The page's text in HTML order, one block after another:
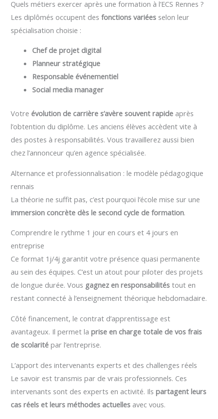
Quels métiers exercer après une formation à l’ECS Rennes ?
Les diplômés occupent desfonctions variées selon leur
spécialisation choisie :
Chef de projet digital
Planneur stratégique
Responsable événementiel
Social media manager
Votre évolution de carrière s’avère souvent rapide après
l’obtention du diplôme. Les anciens élèves accèdent vite à
des postes à responsabilités. Vous travaillerez aussi bien
chez l’annonceur qu’en agence spécialisée.
Alternance et professionnalisation : le modèle pédagogique
rennais
La théorie ne suffit pas, c’est pourquoi l’école mise sur une
immersion concrète dès le second cycle de formation.
Comprendre le rythme 1 jour en cours et 4 jours en
entreprise
Ce format 1j/4j garantit votre présence quasi permanente
au sein des équipes. C’est un atout pour piloter des projets
de longue durée. Vous gagnez en responsabilités tout en
restant connecté à l’enseignement théorique hebdomadaire.
Côté financement, le contrat d’apprentissage est
avantageux. Il permet laprise en charge totale de vos frais
de scolarité par l’entreprise.
L’apport des intervenants experts et des challenges réels
Le savoir est transmis par de vrais professionnels. Ces
intervenants sont des experts en activité. Ilspartagent leurs
cas réels et leurs méthodes actuelles avec vous.